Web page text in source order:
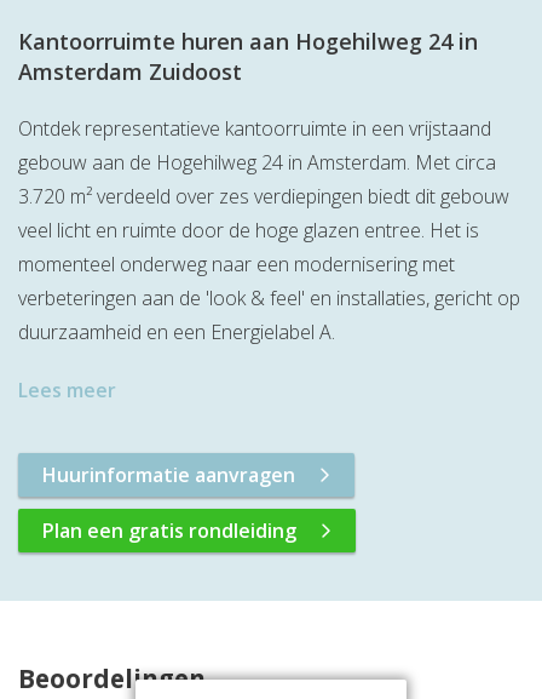
Kantoorruimte huren aan Hogehilweg 24 in
Amsterdam Zuidoost
Ontdek representatieve kantoorruimte in een vrijstaand
gebouw aan de Hogehilweg 24 in Amsterdam. Met circa
3.720 m² verdeeld over zes verdiepingen biedt dit gebouw
veel licht en ruimte door de hoge glazen entree. Het is
momenteel onderweg naar een modernisering met
verbeteringen aan de 'look & feel' en installaties, gericht op
duurzaamheid en een Energielabel A.
Lees meer
Huurinformatie aanvragen
Plan een gratis rondleiding
Beoordelingen